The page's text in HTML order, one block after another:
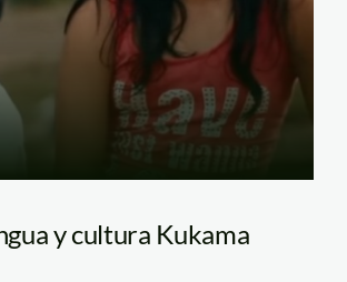
y cultura Kukama